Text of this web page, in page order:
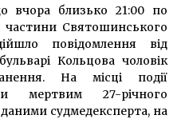
дата-центру: все, що ви
серверні стійки
вчора близько 21:00 по
частини Святошинського
повідомлення від
Кольцова чоловік
На місці події
мертвим 27-річного
судмедексперта, на